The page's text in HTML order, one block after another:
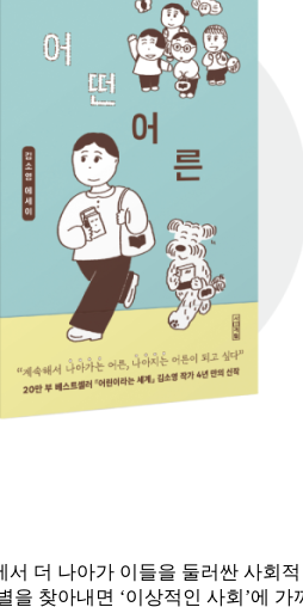
더 나아가 이들을 둘러싼 사회
찾아내면 ‘이상적인 사회’에